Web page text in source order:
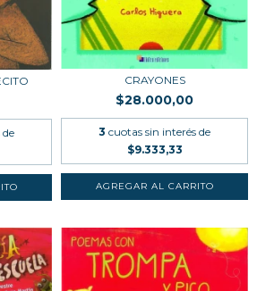
CRAYONES
$28.000,00
3 cuotas sin interés de
$9.333,33